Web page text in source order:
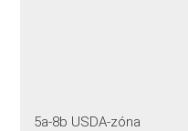
5a-8b USDA-zóna